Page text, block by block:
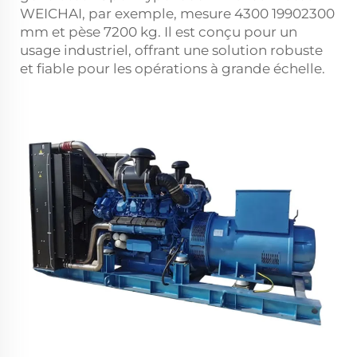
WEICHAI, par exemple, mesure 4300 19902300
mm et pèse 7200 kg. Il est conçu pour un
usage industriel, offrant une solution robuste
et fiable pour les opérations à grande échelle.